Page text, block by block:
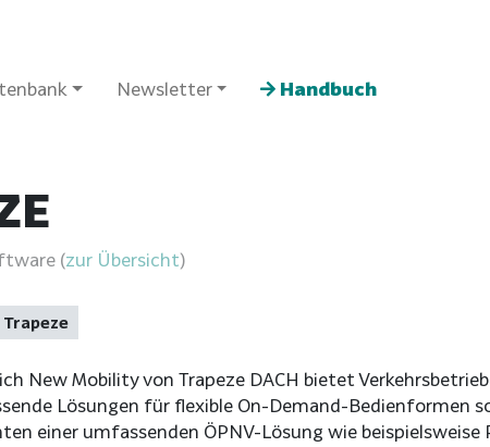
Newsletter Handbuch
(zur Übersicht)
Trapeze
New Mobility von Trapeze DACH bietet
Lösungen für flexible On-Demand-Bedienformen
einer umfassenden ÖPNV-Lösung wie